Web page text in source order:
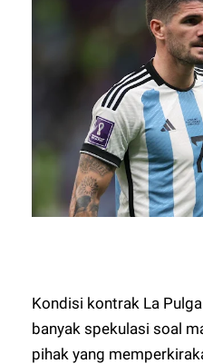
Kondisi kontrak La
banyak spekulasi soal
pihak yang